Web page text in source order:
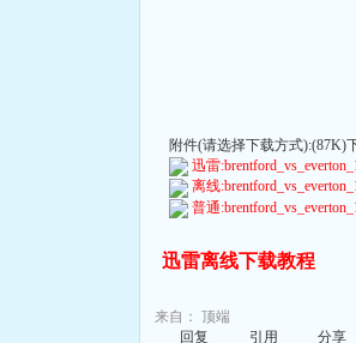
附件(请选择下载方式):(87K)
迅雷
离线
普通
迅雷离线下载教程
来自： 顶端
回复
引用 分享